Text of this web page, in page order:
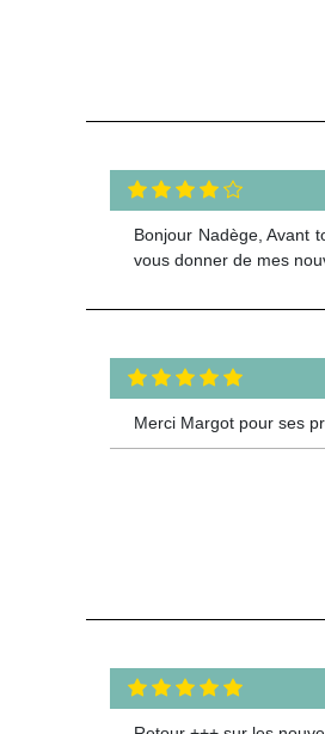
Bonjour Nadège, Avant
vous donner de mes
Merci Margot pour ses